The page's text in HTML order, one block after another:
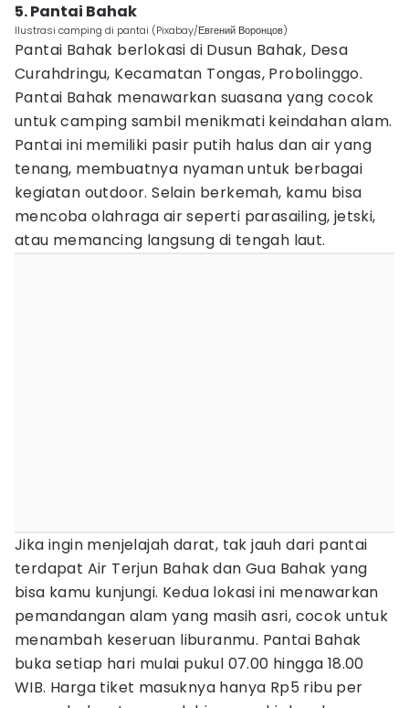
5. Pantai Bahak
Ilustrasi camping di pantai (Pixabay/Евгений Воронцов)
Pantai Bahak berlokasi di Dusun Bahak, Desa
Curahdringu, Kecamatan Tongas, Probolinggo.
Pantai Bahak menawarkan suasana yang cocok
untuk camping sambil menikmati keindahan alam.
Pantai ini memiliki pasir putih halus dan air yang
tenang, membuatnya nyaman untuk berbagai
kegiatan outdoor. Selain berkemah, kamu bisa
mencoba olahraga air seperti parasailing, jetski,
atau memancing langsung di tengah laut.
Jika ingin menjelajah darat, tak jauh dari pantai
terdapat Air Terjun Bahak dan Gua Bahak yang
bisa kamu kunjungi. Kedua lokasi ini menawarkan
pemandangan alam yang masih asri, cocok untuk
menambah keseruan liburanmu. Pantai Bahak
buka setiap hari mulai pukul 07.00 hingga 18.00
WIB. Harga tiket masuknya hanya Rp5 ribu per